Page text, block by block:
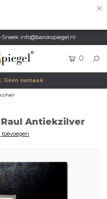
×
Sneek info@barokspiegel.nl
0
namaak
Antiekzilver
toevoegen